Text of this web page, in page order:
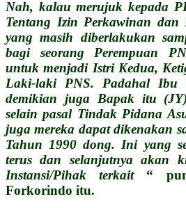
Nah, kalau merujuk kepada
Tentang Izin Perkawinan dan
yang masih diberlakukan
bagi seorang Perempuan
untuk menjadi Istri Kedua,
Laki-laki PNS. Padahal
demikian juga Bapak itu
selain pasal Tindak Pidana
juga mereka dapat dikenakan
Tahun 1990 dong. Ini yang
terus dan selanjutnya akan
Instansi/Pihak terkait“
Forkorindo itu.